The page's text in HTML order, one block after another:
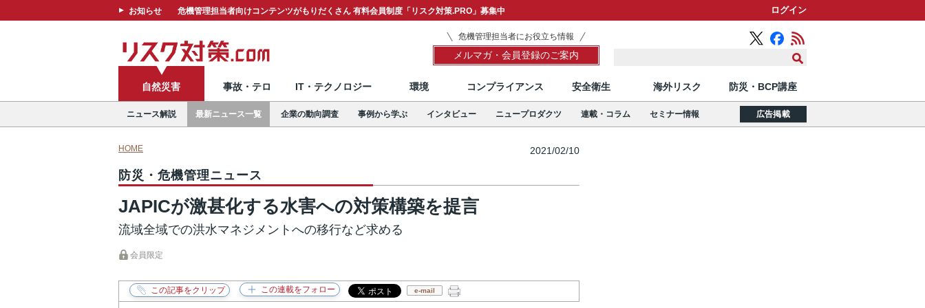
お知らせ 危機管理担当者向けコンテンツがもりだくさん 有料会員制度「リスク対策.PRO」募集中 ログイン
危機管理担当者にお役立ち情報
メルマガ・会員登録のご案内
自然災害 事故・テロ IT・テクノロジー 環境 コンプライアンス 安全衛生 海外リスク 防災・BCP講座
ニュース解説 最新ニュース一覧 企業の動向調査 事例から学ぶ インタビュー ニュープロダクツ 連載・コラム セミナー情報 広告掲載
HOME 2021/02/10
防災・危機管理ニュース
JAPICが激甚化する水害への対策構築を提言
流域全域での洪水マネジメントへの移行など求める
会員限定
e-mail